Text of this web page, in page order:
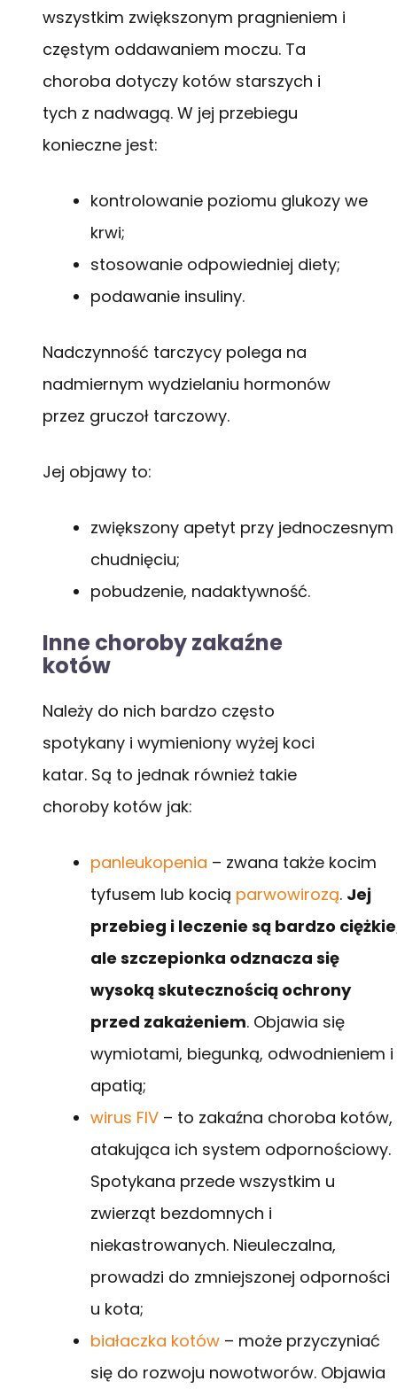
wszystkim zwiększonym pragnieniem i
częstym oddawaniem moczu. Ta
choroba dotyczy kotów starszych i
tych z nadwagą. W jej przebiegu
konieczne jest:
kontrolowanie poziomu glukozy we
krwi;
stosowanie odpowiedniej diety;
podawanie insuliny.
Nadczynność tarczycy polega na
nadmiernym wydzielaniu hormonów
przez gruczoł tarczowy.
Jej objawy to:
zwiększony apetyt przy jednoczesnym
chudnięciu;
pobudzenie, nadaktywność.
Inne choroby zakaźne
kotów
Należy do nich bardzo często
spotykany i wymieniony wyżej koci
katar. Są to jednak również takie
choroby kotów jak:
panleukopenia – zwana także kocim
tyfusem lub kocią parwowirozą. Jej
przebieg i leczenie są bardzo
ale szczepionka odznacza się
wysoką skutecznością ochrony
przed zakażeniem. Objawia się
wymiotami, biegunką, odwodnieniem i
apatią;
wirus FIV – to zakaźna choroba kotów,
atakująca ich system odpornościowy.
Spotykana przede wszystkim u
zwierząt bezdomnych i
niekastrowanych. Nieuleczalna,
prowadzi do zmniejszonej odporności
u kota;
białaczka kotów – może przyczyniać
się do rozwoju nowotworów. Objawia